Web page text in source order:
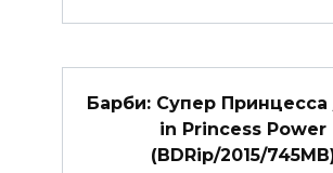
Барби: Супер Принцесса
in Princess Power
(BDRip/2015/